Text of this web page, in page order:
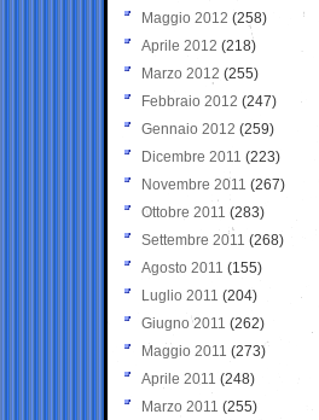
Maggio 2012 (258)
Aprile 2012 (218)
Marzo 2012 (255)
Febbraio 2012 (247)
Gennaio 2012 (259)
Dicembre 2011 (223)
Novembre 2011 (267)
Ottobre 2011 (283)
Settembre 2011 (268)
Agosto 2011 (155)
Luglio 2011 (204)
Giugno 2011 (262)
Maggio 2011 (273)
Aprile 2011 (248)
Marzo 2011 (255)